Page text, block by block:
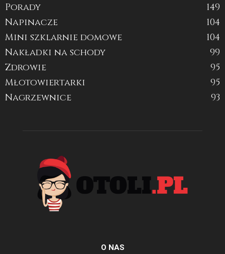
Porady
149
Napinacze
104
Mini szklarnie domowe
104
Nakładki na schody
99
Zdrowie
95
Młotowiertarki
95
Nagrzewnice
93
O NAS